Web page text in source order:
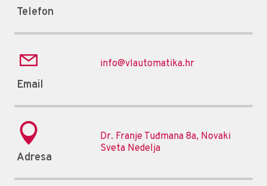
Telefon
Email
info@vlautomatika.hr
Adresa
Dr. Franje Tuđmana 8a, Novaki
Sveta Nedelja